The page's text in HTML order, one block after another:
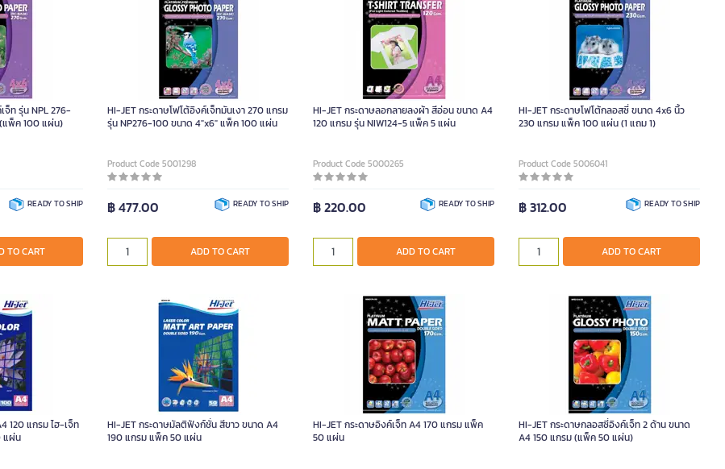
จ็ท รุ่น NPL 276-
แพ็ค 100 แผ่น)
READY TO SHIP
TO CART
HI-JET กระดาษโฟโต้อิงค์เจ็ทมันเงา 270 แกรม
รุ่น NP276-100 ขนาด 4"x6" แพ็ค 100 แผ่น
Product Code 5001298
฿ 477.00 READY TO SHIP
ADD TO CART
HI-JET กระดาษลอกลายลงผ้า สีอ่อน ขนาด A4
120 แกรม รุ่น NIW124-5 แพ็ค 5 แผ่น
Product Code 5000265
฿ 220.00 READY TO SHIP
ADD TO CART
HI-JET กระดาษโฟโต้กลอสซี่ ขนาด 4x6 นิ้ว
230 แกรม แพ็ค 100 แผ่น (1 แถม 1)
Product Code 5006041
฿ 312.00 READY TO SHIP
ADD TO CART
120 แกรม ไฮ-เจ็ท
แผ่น
HI-JET กระดาษมัลติฟังก์ชั่น สีขาว ขนาด A4
190 แกรม แพ็ค 50 แผ่น
HI-JET กระดาษอิงค์เจ็ท A4 170 แกรม แพ็ค
50 แผ่น
HI-JET กระดาษกลอสซี่อิงค์เจ็ท 2 ด้าน ขนาด
A4 150 แกรม (แพ็ค 50 แผ่น)